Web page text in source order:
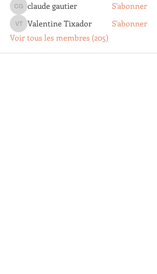
claude gautier
claude gautier S'abonner
Valentine Tixador
Valentine Tixador
S'abonner
Voir tous les membres (205)